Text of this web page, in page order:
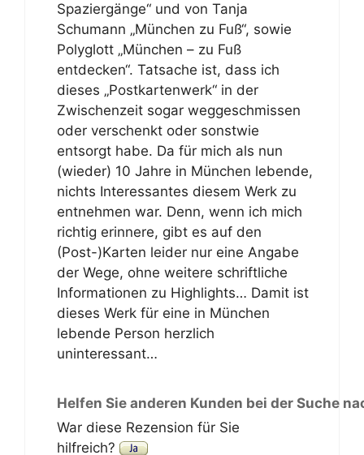
Spaziergänge“ und von Tanja
Schumann „München zu Fuß“, sowie
Polyglott „München – zu Fuß
entdecken“. Tatsache ist, dass ich
dieses „Postkartenwerk“ in der
Zwischenzeit sogar weggeschmissen
oder verschenkt oder sonstwie
entsorgt habe. Da für mich als nun
(wieder) 10 Jahre in München lebende,
nichts Interessantes diesem Werk zu
entnehmen war. Denn, wenn ich mich
richtig erinnere, gibt es auf den
(Post-)Karten leider nur eine Angabe
der Wege, ohne weitere schriftliche
Informationen zu Highlights… Damit ist
dieses Werk für eine in München
lebende Person herzlich
uninteressant…
Helfen Sie anderen Kunden bei der Suche
War diese Rezension für Sie
hilfreich?